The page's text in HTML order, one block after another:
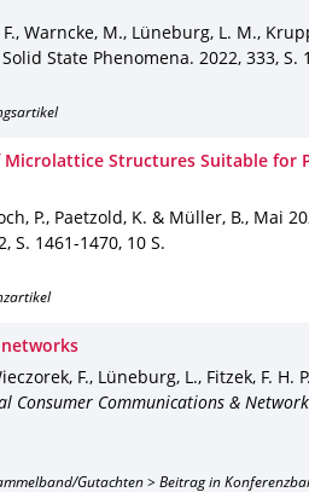
Warncke, M., Lüneburg, L. M.,
State Phenomena. 2022, 333, S.
Structures Suitable for
P., Paetzold, K. & Müller, B., Mai
, S. 1461-1470, 10 S.
F., Lüneburg, L., Fitzek, F. H.
Consumer Communications &
Gutachten > Beitrag in